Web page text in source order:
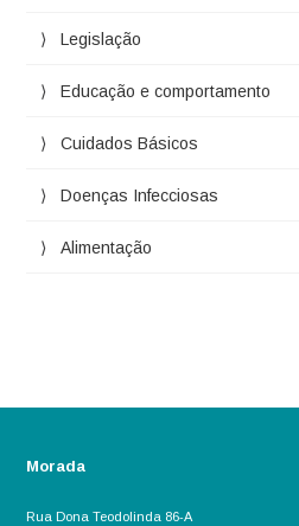
Legislação
Educação e comportamento
Cuidados Básicos
Doenças Infecciosas
Alimentação
Morada
Rua Dona Teodolinda 86-A